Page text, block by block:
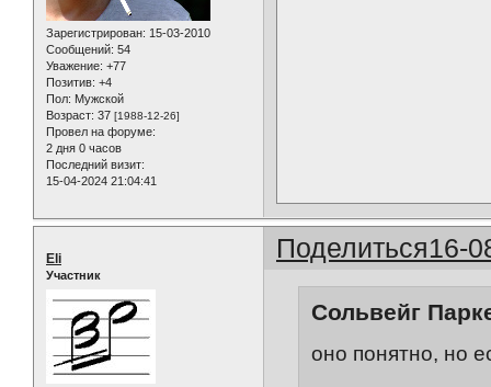
Зарегистрирован: 15-03-2010
Сообщений: 54
Уважение: +77
Позитив: +4
Пол: Мужской
Возраст: 37 [1988-12-26]
Провел на форуме:
2 дня 0 часов
Последний визит:
15-04-2024 21:04:41
Поделиться16-
Eli
Участник
Сольвейг
оно понятно, но